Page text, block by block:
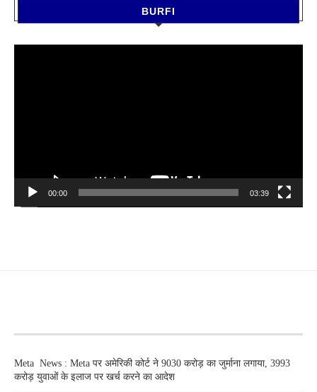
BURFI
00:00 03:39
Meta News : Meta पर अमेरिकी कोर्ट ने 9030 करोड़ का जुर्माना लगाया, 3993
करोड़ युवाओं के इलाज पर खर्च करने का आदेश